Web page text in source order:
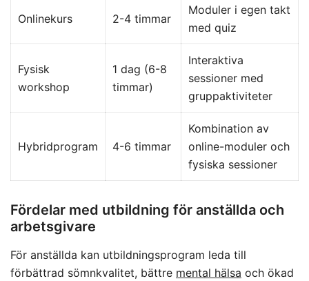
Onlinekurs 2-4 timmar
Moduler i egen takt
med quiz
Fysisk
workshop
1 dag (6-8
timmar)
Interaktiva
sessioner med
gruppaktiviteter
Hybridprogram 4-6 timmar
Kombination av
online-moduler och
fysiska sessioner
Fördelar med utbildning för anställda och
arbetsgivare
För anställda kan utbildningsprogram leda till
förbättrad sömnkvalitet, bättre mental hälsa och ökad